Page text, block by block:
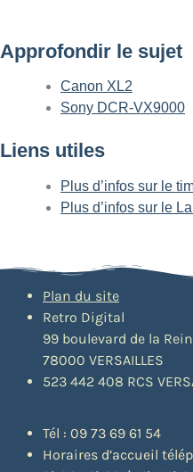
Approfondir le sujet
Canon XL2
Sony DCR-VX9000
Liens utiles
Plus d’infos sur le
Plus d’infos sur le
Plan du site
Retro Digital
99 boulevard de la
78000 VERSAILLES
523 442 408 RCS
Tél : 09 73 69 61 54
Horaires d’accueil